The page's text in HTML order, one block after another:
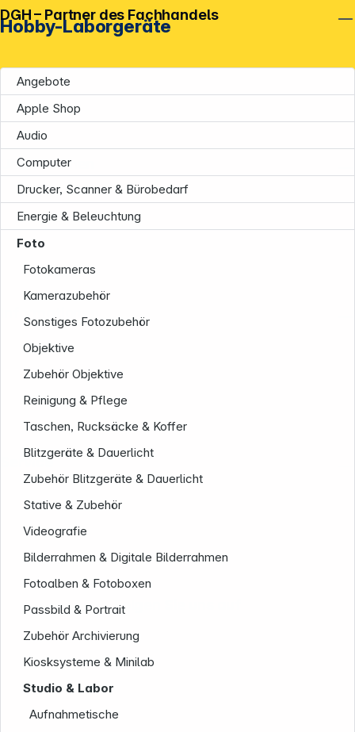
Hobby-Laborgeräte
Angebote
Apple Shop
Audio
Computer
Drucker, Scanner & Bürobedarf
Energie & Beleuchtung
Foto
Fotokameras
Kamerazubehör
Sonstiges Fotozubehör
Objektive
Zubehör Objektive
Reinigung & Pflege
Taschen, Rucksäcke & Koffer
Blitzgeräte & Dauerlicht
Zubehör Blitzgeräte & Dauerlicht
Stative & Zubehör
Videografie
Bilderrahmen & Digitale Bilderrahmen
Fotoalben & Fotoboxen
Passbild & Portrait
Zubehör Archivierung
Kiosksysteme & Minilab
Studio & Labor
Aufnahmetische
DGH – Partner des Fachhandels
Unternehmen
Service
Folgen Sie uns auf